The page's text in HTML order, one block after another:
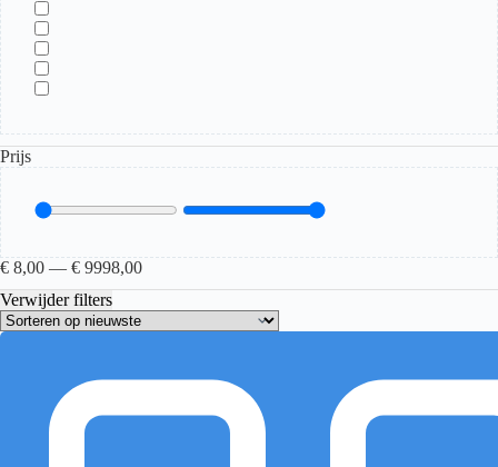
Prijs
€ 8,00 — € 9998,00
Verwijder filters